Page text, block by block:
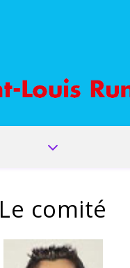
Le comité